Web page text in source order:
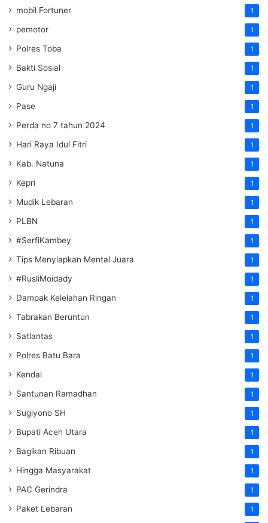
mobil Fortuner 1
pemotor 1
Polres Toba 1
Bakti Sosial 1
Guru Ngaji 1
Pase 1
Perda no 7 tahun 2024 1
Hari Raya Idul Fitri 1
Kab. Natuna 1
Kepri 1
Mudik Lebaran 1
PLBN 1
#SerfiKambey 1
Tips Menyiapkan Mental Juara 1
#RusliMoidady 1
Dampak Kelelahan Ringan 1
Tabrakan Beruntun 1
Satlantas 1
Polres Batu Bara 1
Kendal 1
Santunan Ramadhan 1
Sugiyono SH 1
Bupati Aceh Utara 1
Bagikan Ribuan 1
Hingga Masyarakat 1
PAC Gerindra 1
Paket Lebaran 1